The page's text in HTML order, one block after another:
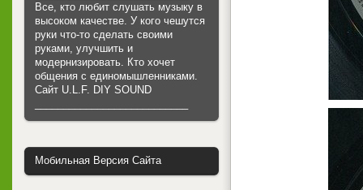
Все, кто любит слушать музыку в
высоком качестве. У кого чешутся
руки что-то сделать своими
руками, улучшить и
модернизировать. Кто хочет
общения с единомышленниками.
Cайт U.L.F. DIY SOUND
Мобильная Версия Сайта